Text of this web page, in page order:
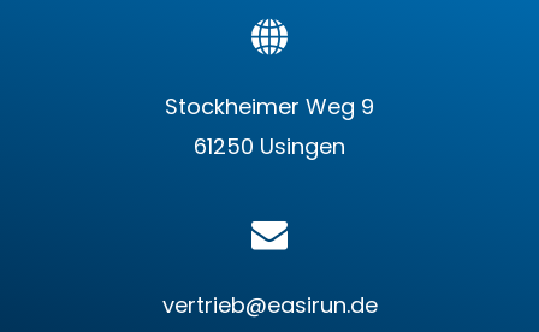
Stockheimer Weg 9
61250 Usingen
vertrieb@easirun.de